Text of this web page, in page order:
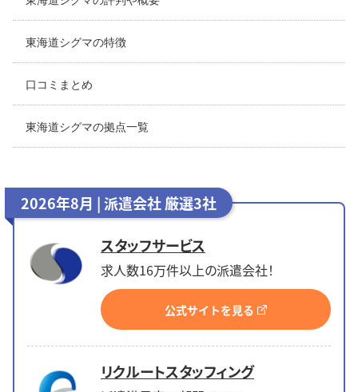
東海道シグマの特徴
口コミまとめ
東海道シグマの拠点一覧
2026年8月 | 派遣会社 厳選3社
スタッフサービス
求人数16万件以上の派遣会社！
公式サイトを見る
リクルートスタッフィング